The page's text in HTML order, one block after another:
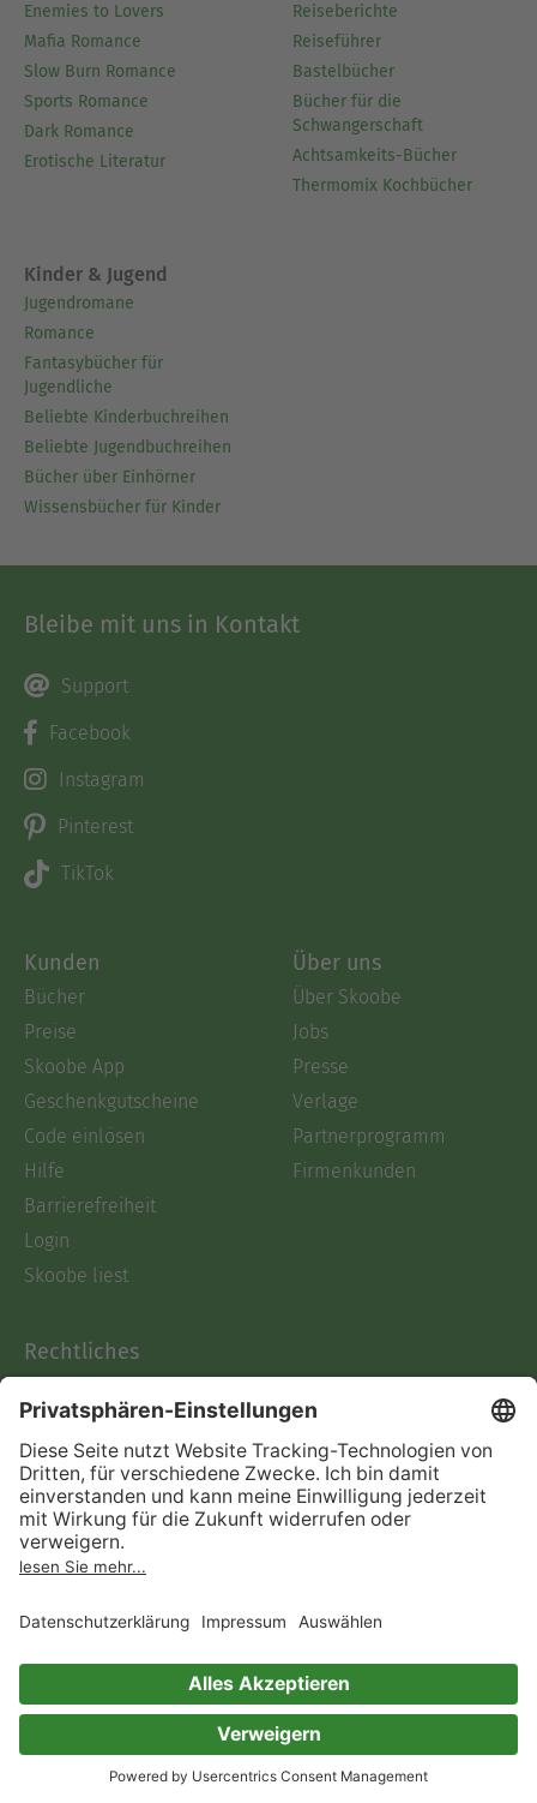
Enemies to Lovers
Mafia Romance
Slow Burn Romance
Sports Romance
Dark Romance
Erotische Literatur
Reiseberichte
Reiseführer
Bastelbücher
Bücher für die
Schwangerschaft
Achtsamkeits-Bücher
Thermomix Kochbücher
Kinder & Jugend
Jugendromane
Romance
Fantasybücher für
Jugendliche
Beliebte Kinderbuchreihen
Beliebte Jugendbuchreihen
Bücher über Einhörner
Wissensbücher für Kinder
Bleibe mit uns in Kontakt
Support
Facebook
Instagram
Pinterest
TikTok
Kunden
Bücher
Preise
Skoobe App
Geschenkgutscheine
Code einlösen
Hilfe
Barrierefreiheit
Login
Skoobe liest
Über uns
Über Skoobe
Jobs
Presse
Verlage
Partnerprogramm
Firmenkunden
Rechtliches
AGB
Informationen nach Data
Act
Verträge hier kündigen
Impressum
Immer ein gutes Buch